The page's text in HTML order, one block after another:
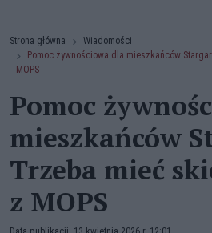
Strona główna
Wiadomości
Pomoc żywnościowa dla mieszkańców
MOPS
Pomoc
mieszkańców
Trzeba mieć
z MOPS